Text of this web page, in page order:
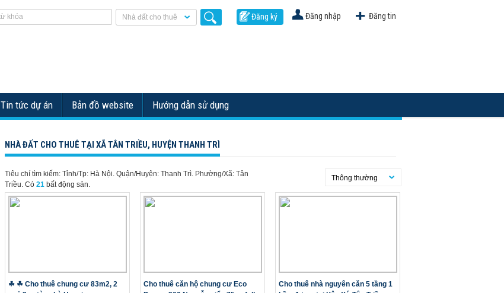
Đăng tin
Đăng nhập
Đăng ký
Nhà đất cho thuê
Tin tức dự án Bản đồ website Hướng dẫn sử dụng
NHÀ ĐẤT CHO THUÊ TẠI XÃ TÂN TRIỀU, HUYỆN THANH TRÌ
Tiêu chí tìm kiếm: Tỉnh/Tp: Hà Nội. Quận/Huyện: Thanh Trì. Phường/Xã: Tân
Triều. Có 21 bất động sản.
Thông thường
☘ ☘ Cho thuê chung cư 83m2, 2
Cho thuê căn hộ chung cư Eco
Cho thuê nhà nguyên căn 5 tầng 1